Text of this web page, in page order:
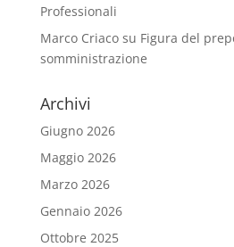
Professionali
Marco Criacosu Figura del
somministrazione
Archivi
Giugno 2026
Maggio 2026
Marzo 2026
Gennaio 2026
Ottobre 2025